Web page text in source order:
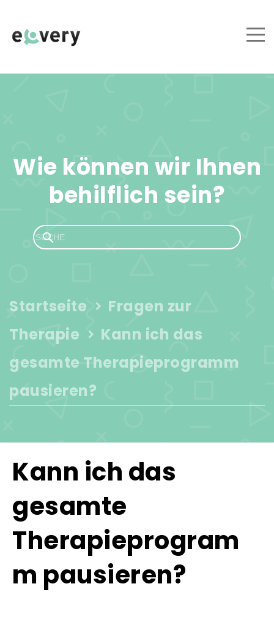
Wie können wir Ihnen
behilflich sein?
Startseite
Fragen zur
Therapie
Kann ich das
gesamte Therapieprogramm
pausieren?
Kann ich das
gesamte
Therapieprogram
m pausieren?